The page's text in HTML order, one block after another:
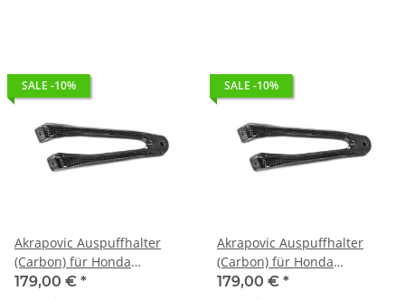
SALE -10%
Akrapovic Auspuffhalter
(Carbon) für Honda
CBR1000RR ABS - BJ. 2017 >
179,00 € *
SALE -10%
Akrapovic Auspuffhalter
(Carbon) für Honda
CBR1000RR ABS - BJ. 2017 >
179,00 € *